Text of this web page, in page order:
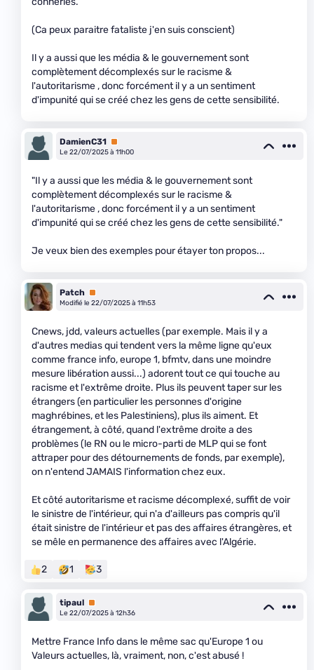
(Ca peux paraitre fataliste j'en suis conscient)
Il y a aussi que les média & le gouvernement sont
complètement décomplexés sur le racisme &
l'autoritarisme , donc forcément il y a un sentiment
d'impunité qui se créé chez les gens de cette sensibilité.
DamienC31 Premium
Le 22/07/2025 à 11h00
"Il y a aussi que les média & le gouvernement sont
complètement décomplexés sur le racisme &
l'autoritarisme , donc forcément il y a un sentiment
d'impunité qui se créé chez les gens de cette sensibilité."
Je veux bien des exemples pour étayer ton propos...
Patch Premium
Modifié le 22/07/2025 à 11h53
Cnews, jdd, valeurs actuelles (par exemple. Mais il y a
d'autres medias qui tendent vers la même ligne qu'eux
comme france info, europe 1, bfmtv, dans une moindre
mesure libération aussi...) adorent tout ce qui touche au
racisme et l'extrême droite. Plus ils peuvent taper sur les
étrangers (en particulier les personnes d'origine
maghrébines, et les Palestiniens), plus ils aiment. Et
étrangement, à côté, quand l'extrême droite a des
problèmes (le RN ou le micro-parti de MLP qui se font
attraper pour des détournements de fonds, par exemple),
on n'entend JAMAIS l'information chez eux.
Et côté autoritarisme et racisme décomplexé, suffit de voir
le sinistre de l'intérieur, qui n'a d'ailleurs pas compris qu'il
était sinistre de l'intérieur et pas des affaires étrangères, et
se mêle en permanence des affaires avec l'Algérie.
2 1 3
tipaul Premium
Le 22/07/2025 à 12h36
Mettre France Info dans le même sac qu'Europe 1 ou
Valeurs actuelles, là, vraiment, non, c'est abusé !